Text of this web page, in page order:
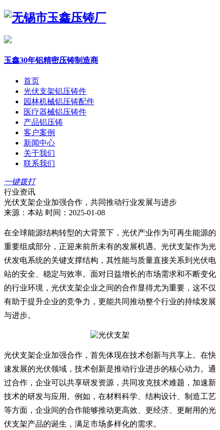
玉鑫30年铝精密压铸制造商
首页
光伏支架铝压铸件
园林机械铝压铸配件
医疗器械铝压铸件
产品铝压铸
客户案例
新闻中心
关于我们
联系我们
一键拨打
行业资讯
光伏支架企业加强合作，共同推动行业发展与进步
来源：本站 时间：2025-01-08
在全球能源结构转型的大背景下，光伏产业作为可再生能源的
重要组成部分，正迎来前所未有的发展机遇。光伏支架作为光
伏发电系统的关键支撑结构，其性能与质量直接关系到光伏电
站的安全、稳定与效率。面对日益增长的市场需求和不断变化
的行业环境，光伏支架企业之间的合作显得尤为重要，这不仅
有助于提升企业的竞争力，更能共同推动整个行业的持续发展
与进步。
光伏支架企业加强合作，首先体现在技术创新与共享上。在快
速发展的光伏领域，技术创新是推动行业进步的核心动力。通
过合作，企业可以共享研发资源，共同攻克技术难题，加速新
技术的研发与应用。例如，在材料科学、结构设计、制造工艺
等方面，企业间的合作能够推动更高效、更经济、更耐用的光
伏支架产品的诞生，满足市场多样化的需求。